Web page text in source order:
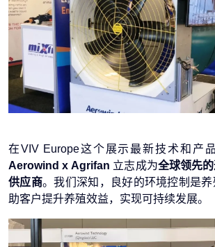
在VIV Europe这个展示最新技术和产
Aerowind x Agrifan 立志成为全球领先
供应商。我们深知，良好的环境控制是
助客户提升养殖效益，实现可持续发展。